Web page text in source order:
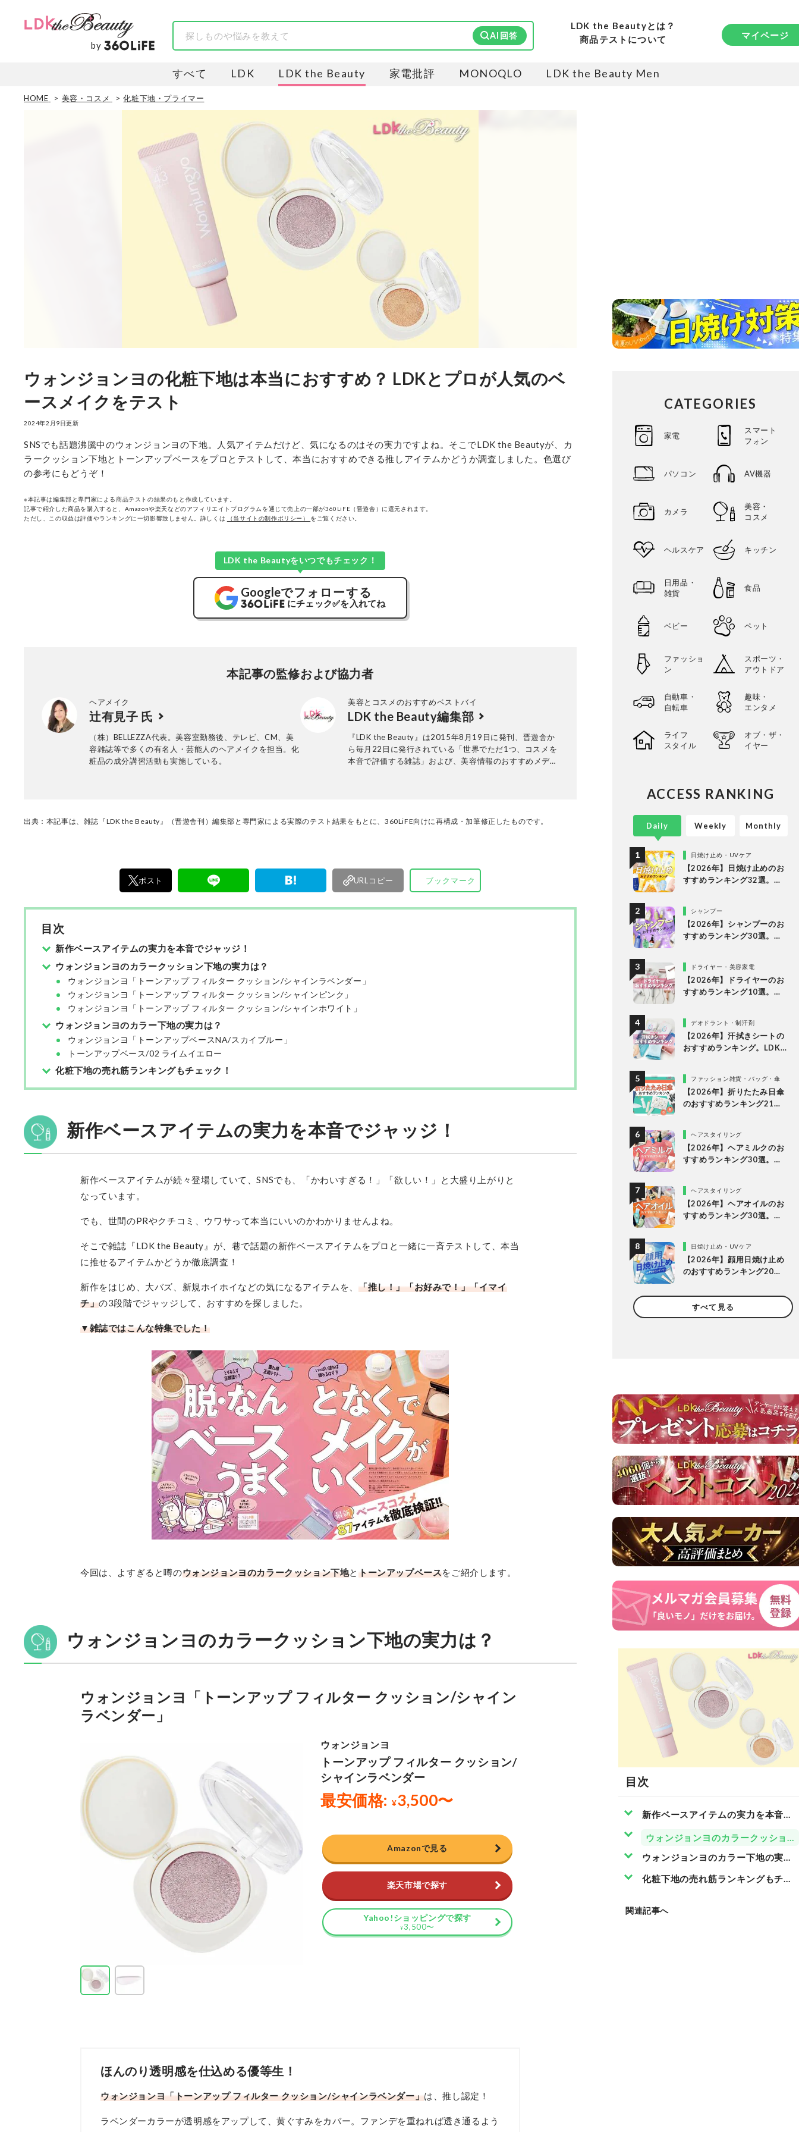
by
AI回答
LDK the Beautyとは？
商品テストについて
マイページ
すべて LDK LDK the Beauty 家電批評 MONOQLO LDK the Beauty Men
HOME 美容・コスメ 化粧下地・プライマー
ウォンジョンヨの化粧下地は本当におすすめ？ LDKとプロが人気のベ
ースメイクをテスト
2024年2月9日更新
SNSでも話題沸騰中のウォンジョンヨの下地。人気アイテムだけど、気になるのはその実力ですよね。そこでLDK the Beautyが、カ
ラークッション下地とトーンアップベースをプロとテストして、本当におすすめできる推しアイテムかどうか調査しました。色選び
の参考にもどうぞ！
※本記事は編集部と専門家による商品テストの結果のもと作成しています。
記事で紹介した商品を購入すると、Amazonや楽天などのアフィリエイトプログラムを通じて売上の一部が360LiFE（晋遊舎）に還元されます。
ただし、この収益は評価やランキングに一切影響致しません。詳しくは
（当サイトの制作ポリシー） をご覧ください。
LDK the Beautyをいつでもチェック！
Googleでフォローする
にチェック✅を入れてね
本記事の監修および協力者
ヘアメイク
辻有見子 氏
（株）BELLEZZA代表。美容室勤務後、テレビ、CM、美
容雑誌等で多くの有名人・芸能人のヘアメイクを担当。化
粧品の成分講習活動も実施している。
美容とコスメのおすすめベストバイ
LDK the Beauty編集部
『LDK the Beauty』は2015年8月19日に発刊、晋遊舎か
ら毎月22日に発行されている「世界でただ1つ、コスメを
本音で評価する雑誌」および、美容情報のおすすめメディ
『LDK』と同様、メーカーに忖度する事なく、編集部と専
出典：本記事は、雑誌『LDK the Beauty』（晋遊舎刊）編集部と専門家による実際のテスト結果をもとに、360LiFE向けに再構成・加筆修正したものです。
ポスト URLコピー ブックマーク
目次
新作ベースアイテムの実力を本音でジャッジ！
ウォンジョンヨのカラークッション下地の実力は？
ウォンジョンヨ「トーンアップ フィルター クッション/シャインラベンダー」
ウォンジョンヨ「トーンアップ フィルター クッション/シャインピンク」
ウォンジョンヨ「トーンアップ フィルター クッション/シャインホワイト」
ウォンジョンヨのカラー下地の実力は？
ウォンジョンヨ「トーンアップベースNA/スカイブルー」
トーンアップベース/02 ライムイエロー
化粧下地の売れ筋ランキングもチェック！
新作ベースアイテムの実力を本音でジャッジ！
新作ベースアイテムが続々登場していて、SNSでも、「かわいすぎる！」「欲しい！」と大盛り上がりと
なっています。
でも、世間のPRやクチコミ、ウワサって本当にいいのかわかりませんよね。
そこで雑誌『LDK the Beauty』が、巷で話題の新作ベースアイテムをプロと一緒に一斉テストして、本当
に推せるアイテムかどうか徹底調査！
新作をはじめ、大バズ、新規ホイホイなどの気になるアイテムを、 「推し！」「お好みで！」「イマイ
チ」の3段階でジャッジして、おすすめを探しました。
▼雑誌ではこんな特集でした！
今回は、よすぎると噂のウォンジョンヨのカラークッション下地とトーンアップベースをご紹介します。
ウォンジョンヨのカラークッション下地の実力は？
ウォンジョンヨ「トーンアップ フィルター クッション/シャイン
ラベンダー」
ウォンジョンヨ
トーンアップ フィルター クッション/
シャインラベンダー
最安価格: 3,500〜
Amazonで見る
楽天市場で探す
Yahoo!ショッピングで探す
¥3,500〜
ほんのり透明感を仕込める優等生！
ウォンジョンヨ「トーンアップ フィルター クッション/シャインラベンダー」は、推し認定！
ラベンダーカラーが透明感をアップして、黄ぐすみをカバー。ファンデを重ねれば透き通るよう
CATEGORIES
家電
スマート
フォン
パソコン AV機器
カメラ
美容・
コスメ
ヘルスケア キッチン
日用品・
雑貨
食品
ベビー ペット
ファッショ
ン
スポーツ・
アウトドア
自動車・
自転車
趣味・
エンタメ
ライフ
スタイル
オブ・ザ・
イヤー
ACCESS RANKING
Daily
日焼け止め・UVケア
【2026年】日焼け止めのお
すすめランキング32選。
どの人気商品を徹底比較
シャンプー
【2026年】シャンプーのお
すすめランキング30選。ド
ドライヤー・美容家電
【2026年】ドライヤーのお
すすめランキング10選。速
デオドラント・制汗剤
【2026年】汗拭きシートの
おすすめランキング。LDK
ファッション雑貨・バッグ・傘
【2026年】折りたたみ日傘
のおすすめランキング21
ヘアスタイリング
【2026年】ヘアミルクのお
すすめランキング30選。
ヘアスタイリング
【2026年】ヘアオイルのお
すすめランキング30選。ド
日焼け止め・UVケア
【2026年】顔用日焼け止め
のおすすめランキング20
けない理想の1本を探してプ
ロと比較
すべて見る
Weekly Monthly
目次
新作ベースアイテムの実力を本音で
ウォンジョンヨのカラークッショ
ウォンジョンヨのカラー下地の実力
化粧下地の売れ筋ランキングもチェ
関連記事へ